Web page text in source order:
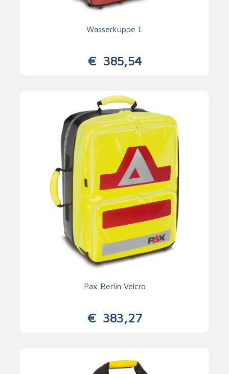
Wasserkuppe L
€385,54
Pax Berlin Velcro
€383,27